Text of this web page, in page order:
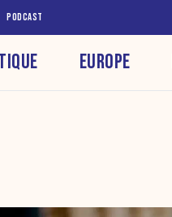
PODCAST
EUROPE